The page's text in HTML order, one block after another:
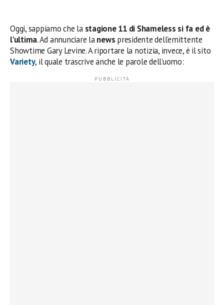
Oggi, sappiamo che la stagione 11 di Shameless si fa ed è
l’ultima. Ad annunciare lanews presidente dell’emittente
Showtime Gary Levine. A riportare la notizia, invece, è il sito
Variety, il quale trascrive anche le parole dell’uomo: